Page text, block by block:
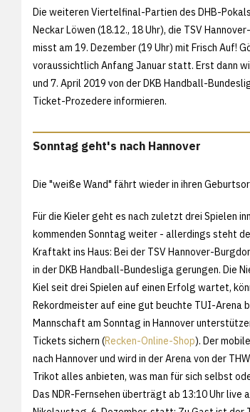
Die weiteren Viertelfinal-Partien des DHB-
Neckar Löwen (18.12., 18 Uhr), die TSV
misst am 19. Dezember (19 Uhr) mit Frisch Auf!
voraussichtlich Anfang Januar statt. Erst dann
und 7. April 2019 von der DKB Handball-
Ticket-Prozedere informieren.
Sonntag geht's nach Hannover
Die "weiße Wand" fährt wieder in ihren
Für die Kieler geht es nach zuletzt drei Spielen
kommenden Sonntag weiter - allerdings steht
Kraftakt ins Haus: Bei der TSV Hannover-
in der DKB Handball-Bundesliga gerungen. Die
Kiel seit drei Spielen auf einen Erfolg wartet,
Rekordmeister auf eine gut beuchte TUI-Arena
Mannschaft am Sonntag in Hannover
Tickets sichern (Recken-Online-Shop). Der
nach Hannover und wird in der Arena von der
Trikot alles anbieten, was man für sich selbst
Das NDR-Fernsehen überträgt ab 13:10 Uhr live